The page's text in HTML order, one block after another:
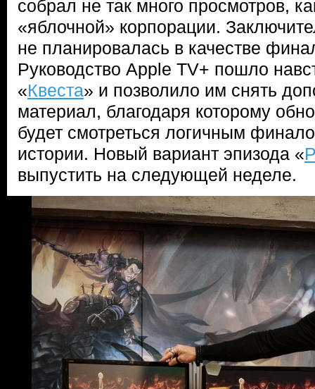
собрал не так много просмотров,
«яблочной» корпорации.
не планировалась в качестве
Руководство Apple TV+ пошло
«Квеста» и позволило им снять
материал, благодаря которому
будет смотреться логичным
истории. Новый вариант эпизода «
выпустить на следующей неделе.